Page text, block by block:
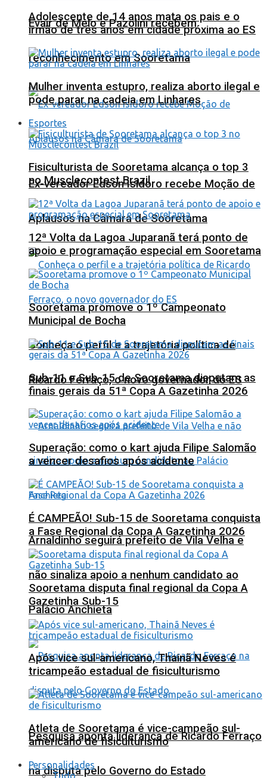
Evair de Melo e Pazolini recebem
reconhecimento em Sooretama
Ex-vereador Edson Isidoro recebe Moção de
Aplausos na Câmara de Sooretama
Conheça o perfil e a trajetória política de
Ricardo Ferraço, o novo governador do ES
Arnaldinho seguirá prefeito de Vila Velha e
não sinaliza apoio a nenhum candidato ao
Palácio Anchieta
Pesquisa aponta liderança de Ricardo Ferraço
na disputa pelo Governo do Estado
Adolescente de 14 anos mata os pais e o
irmão de três anos em cidade próxima ao ES
Mulher inventa estupro, realiza aborto ilegal e
pode parar na cadeia em Linhares
Esportes
Fisiculturista de Sooretama alcança o top 3
no Musclecontest Brazil
12ª Volta da Lagoa Juparanã terá ponto de
apoio e programação especial em Sooretama
Sooretama promove o 1º Campeonato
Municipal de Bocha
Sub-11 e Sub-15 de Sooretama disputam as
finais gerais da 51ª Copa A Gazetinha 2026
Superação: como o kart ajuda Filipe Salomão
a vencer desafios após acidente
É CAMPEÃO! Sub-15 de Sooretama conquista
a Fase Regional da Copa A Gazetinha 2026
Sooretama disputa final regional da Copa A
Gazetinha Sub-15
Após vice sul-americano, Thainã Neves é
tricampeão estadual de fisiculturismo
Atleta de Sooretama é vice-campeão sul-
americano de fisiculturismo
Personalidades
Tudo